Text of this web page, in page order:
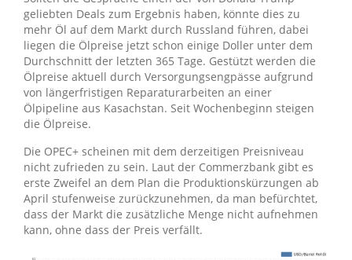
geliebten Deals zum Ergebnis haben, könnte dies zu
mehr Öl auf dem Markt durch Russland führen, dabei
liegen die Ölpreise jetzt schon einige Doller unter dem
Durchschnitt der letzten 365 Tage. Gestützt werden die
Ölpreise aktuell durch Versorgungsengpässe aufgrund
von längerfristigen Reparaturarbeiten an einer
Ölpipeline aus Kasachstan. Seit Wochenbeginn steigen
die Ölpreise.
Die OPEC+ scheinen mit dem derzeitigen Preisniveau
nicht zufrieden zu sein. Laut der Commerzbank gibt es
erste Zweifel an dem Plan die Produktionskürzungen ab
April stufenweise zurückzunehmen, da man befürchtet,
dass der Markt die zusätzliche Menge nicht aufnehmen
kann, ohne dass der Preis verfällt.